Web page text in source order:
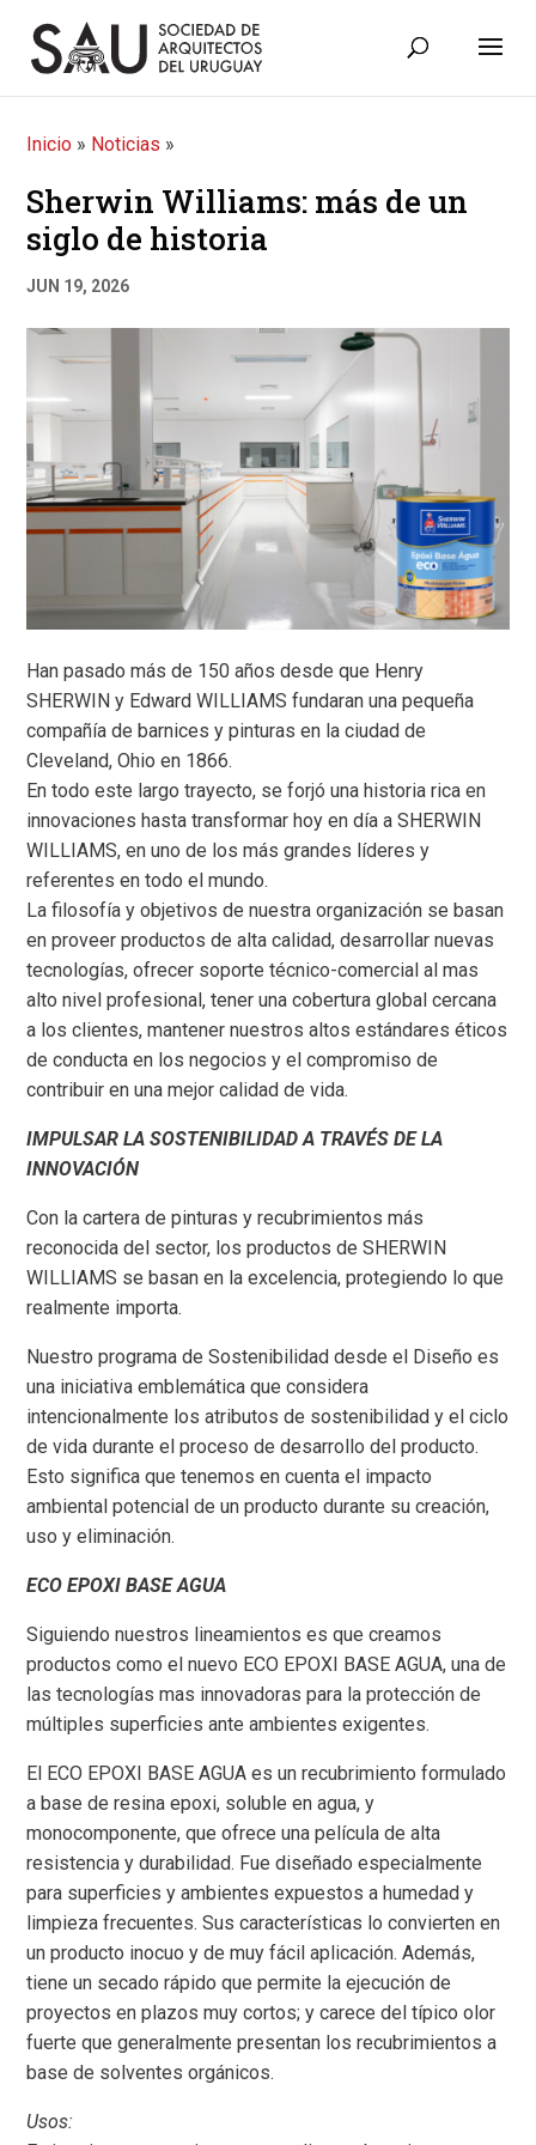
Inicio » Noticias »
Sherwin Williams: más de un
siglo de historia
JUN 19, 2026
Han pasado más de 150 años desde que Henry
SHERWIN y Edward WILLIAMS fundaran una pequeña
compañía de barnices y pinturas en la ciudad de
Cleveland, Ohio en 1866.
En todo este largo trayecto, se forjó una historia rica en
innovaciones hasta transformar hoy en día a SHERWIN
WILLIAMS, en uno de los más grandes líderes y
referentes en todo el mundo.
La filosofía y objetivos de nuestra organización se basan
en proveer productos de alta calidad, desarrollar nuevas
tecnologías, ofrecer soporte técnico-comercial al mas
alto nivel profesional, tener una cobertura global cercana
a los clientes, mantener nuestros altos estándares éticos
de conducta en los negocios y el compromiso de
contribuir en una mejor calidad de vida.
IMPULSAR LA SOSTENIBILIDAD A TRAVÉS DE LA
INNOVACIÓN
Con la cartera de pinturas y recubrimientos más
reconocida del sector, los productos de SHERWIN
WILLIAMS se basan en la excelencia, protegiendo lo que
realmente importa.
Nuestro programa de Sostenibilidad desde el Diseño es
una iniciativa emblemática que considera
intencionalmente los atributos de sostenibilidad y el ciclo
de vida durante el proceso de desarrollo del producto.
Esto significa que tenemos en cuenta el impacto
ambiental potencial de un producto durante su creación,
uso y eliminación.
ECO EPOXI BASE AGUA
Siguiendo nuestros lineamientos es que creamos
productos como el nuevo ECO EPOXI BASE AGUA, una de
las tecnologías mas innovadoras para la protección de
múltiples superficies ante ambientes exigentes.
El ECO EPOXI BASE AGUA es un recubrimiento formulado
a base de resina epoxi, soluble en agua, y
monocomponente, que ofrece una película de alta
resistencia y durabilidad. Fue diseñado especialmente
para superficies y ambientes expuestos a humedad y
limpieza frecuentes. Sus características lo convierten en
un producto inocuo y de muy fácil aplicación. Además,
tiene un secado rápido que permite la ejecución de
proyectos en plazos muy cortos; y carece del típico olor
fuerte que generalmente presentan los recubrimientos a
base de solventes orgánicos.
Usos: